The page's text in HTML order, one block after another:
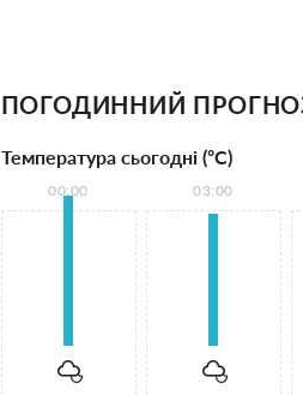
ПОГОДИННИЙ
Температура сьогодні (°С)
00:00 03:00